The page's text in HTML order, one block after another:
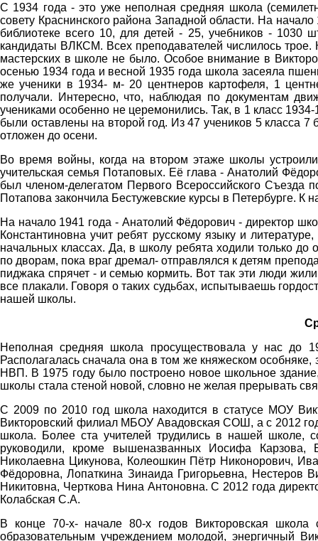
С 1934 года - это уже неполная средняя школа
совету Краснинского района Западной области. На
библиотеке всего 10, для детей - 25, учебников - 1030
кандидаты ВЛКСМ. Всех преподавателей числилось трое.
мастерских в школе не было. Особое внимание в
осенью 1934 года и весной 1935 года школа засеяла
же ученики в 1934- м- 20 центнеров картофеля, 1
получали. Интересно, что, наблюдая по документам
учениками особенно не церемонились. Так, в 1 класс
были оставлены на второй год. Из 47 учеников 5 класса
отложен до осени.
Во время войны, когда на втором этаже школы
учительская семья Потаповых. Её глава - Анатолий
был членом-делегатом Первого Всероссийского Съезда
Потапова закончила Бестужевские курсы в Петербурге.
На начало 1941 года - Анатолий Фёдорович - директор
Константиновна учит ребят русскому языку и
начальных классах. Да, в школу ребята ходили только
по дворам, пока враг дремал- отправлялся к детям
пиджака спрячет - и семью кормить. Вот так эти люди
все плакали. Говоря о таких судьбах, испытываешь
нашей школы.
Неполная средняя школа просуществовала у нас до
Располагалась сначала она в том же княжеском
НВП. В 1975 году было построено новое школьное
школы стала стеной новой, словно не желая прерывать
С 2009 по 2010 год школа находится в статусе МОУ
Викторовский филиал МБОУ Авадовская СОШ, а с 2012
школа. Более ста учителей трудились в нашей школе,
руководили, кроме вышеназванных Иосифа
Николаевна Цикунова, Колеошкин Пётр Никонорович,
Фёдоровна, Лопаткина Зинаида Григорьевна, Нестеров
Никитовна, Черткова Нина Антоновна. С 2012 года
Колабская С.А.
В конце 70-х- начале 80-х годов Викторовская
образовательным учреждением молодой, энергичный